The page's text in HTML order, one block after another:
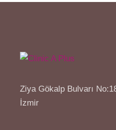
Ziya Gökalp Bulvarı
İzmir